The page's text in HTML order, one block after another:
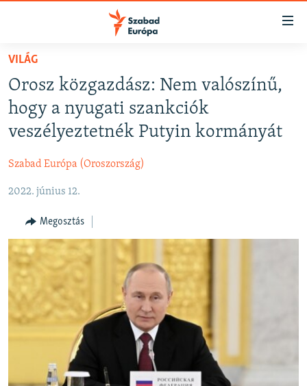
Akadálymentes
Ugrás
fő
oldalra
tartalomjegyzékre
NAPIRENDEN
PODCASTOK
ELEMZŐ
NER15
SZABADON
TÁRSADALOM
DEMOKRÁCIA
A PÉNZ NYOMÁBAN
EURÓPAI UNIÓ
KLÍMAVÁLTOZÁS
VILÁG
Orosz közgazdász: Nem valószínű,
hogy a nyugati szankciók
veszélyeztetnék Putyin kormányát
Szabad Európa (Oroszország)
2022. június 12.
Megosztás
FELIRATKOZÁS
Spotify